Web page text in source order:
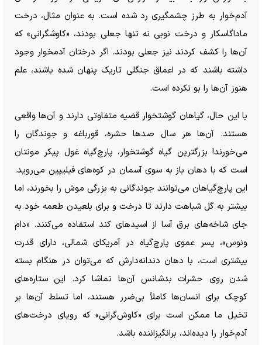
آدم‌خوار به طرز چشمگیری رد شده است. به عنوان مثال، درخت
ماداگاسکار و درخت نوبی نه تنها جعلی بودند، «کاوشگرانی» که
آن‌ها را کشف کردند نیز جعلی بودند. اگر درختان آدمخوار وجود
داشته باشند که در اعماق جنگلی تاریک پنهان شده باشند، علم
هنوز آن‌ها را بو نکرده است.
با این حال، گیاهان گوشتخوار قضیه متفاوتی دارند و آن‌ها واقعی
هستند. آن‌ها هر سال صد‌ها حشره، قورباغه و جوندگان را
می‌خورند! بزرگترین گیاه گوشتخوار، پارچ‌گیاه غول پیکر مونتان
است که با دهان باز به سوی آسمان در کوه‌های فیلیپین می‌روید.
این پارچ‌گیاهان می‌توانند جوندگانی به بزرگی موش را بخورند، اما
بیشتر به گل شباهت دارند تا درخت و برای بلعیدن طعمه خود به
جای شاخه‌های برق آسا از اسید‌های کند استفاده می‌کنند. «دام
ونوس»، پسر عموی پارچ‌گیاه در آمریکای شمالی، دارای قدرت
بیشتری است، با دهان دندانه‌دارش که می‌توان در هنگام بسته
شدن روی حشرات بدشانس آن‌ها تماشا کرد. این ستاره‌های
کوچک برای انسان‌ها کاملاً بی‌ضرر هستند، اما تسلط آن‌ها بر
تخیل ما ممکن است برای «کاوش‌گرانی» که رویای درخت‌های
آدم‌خوار را دیده‌اند، برانگیزاننده باشد.